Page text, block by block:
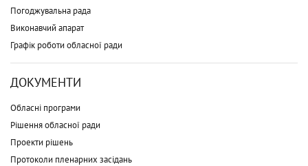
Погоджувальна рада
Виконавчий апарат
Графік роботи обласної ради
ДОКУМЕНТИ
Обласні програми
Рішення обласної ради
Проекти рішень
Протоколи пленарних засідань